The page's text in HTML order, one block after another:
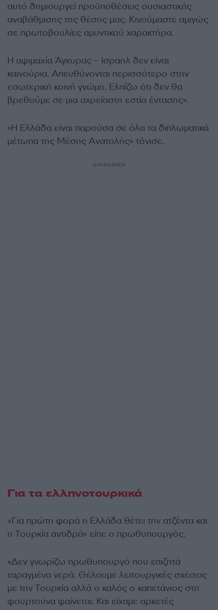
αυτό δημιουργεί προϋποθέσεις ουσιαστικής
αναβάθμισης της θέσης μας. Κινούμαστε αμιγώς
σε πρωτοβουλίες αμυντικού χαρακτήρα.
Η αψιμαχία Άγκυρας – Ισραηλ δεν είναι
καινούρια. Απευθύνονται περισσότερο στην
εσωτερική κοινή γνώμη. Ελπίζω ότι δεν θα
βρεθούμε σε μια αχρείαστη εστία έντασης».
«Η Ελλάδα είναι παρούσα σε όλα τα διπλωματικά
μέτωπα της Μέσης Ανατολής» τόνισε.
ΔΙΑΦΗΜΙΣΗ
Για τα ελληνοτουρκικά
«Για πρώτη φορά η Ελλάδα θέτει την ατζέντα και
η Τουρκία αντιδρά» είπε ο πρωθυπουργός.
«Δεν γνωρίζω πρωθυπουργό που επιζητά
ταραγμένα νερά. Θέλουμε λειτουργικές σχέσεις
με την Τουρκία αλλά ο καλός ο καπετάνιος στη
φουρτούνα φαίνεται. Και είχαμε αρκετές